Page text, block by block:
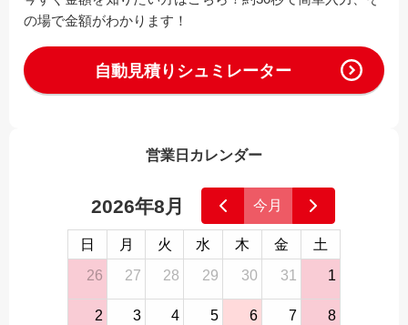
の場で金額がわかります！
自動見積りシュミレーター
営業日カレンダー
2026年8月 今月
日 月 火 水 木 金
土
26
27 28 29 30 31 1
2 3 4 5 6 7 8